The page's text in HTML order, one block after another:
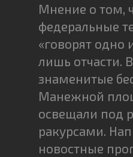
Мнение о том,
федеральные
«говорят одно
лишь отчасти.
знаменитые
Манежной
освещали под
ракурсами.
новостные